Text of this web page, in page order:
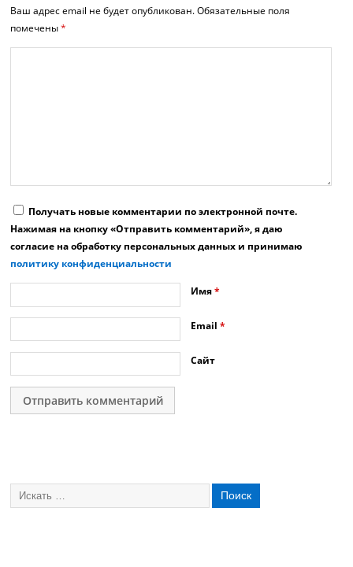
Ваш адрес email не будет опубликован. Обязательные поля
помечены*
Получать новые комментарии по электронной почте.
Нажимая на кнопку «Отправить комментарий», я даю
согласие на обработку персональных данных и принимаю
политику конфиденциальности
Имя*
Email*
Сайт